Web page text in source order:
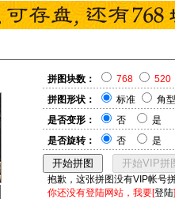
拼图块数： 768
520
拼图形状：
标准
角型
是否变形：
否
是
是否旋转：
否 是
抱歉，这张拼图没有VIP帐号
你还没有登陆网站，我要[登陆